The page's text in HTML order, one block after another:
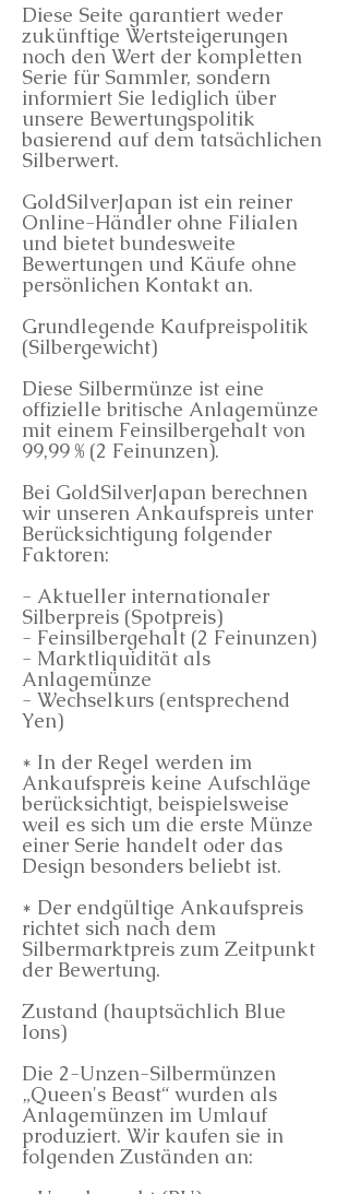
Diese Seite garantiert weder
zukünftige Wertsteigerungen
noch den Wert der kompletten
Serie für Sammler, sondern
informiert Sie lediglich über
unsere Bewertungspolitik
basierend auf dem tatsächlichen
Silberwert.
GoldSilverJapan ist ein reiner
Online-Händler ohne Filialen
und bietet bundesweite
Bewertungen und Käufe ohne
persönlichen Kontakt an.
Grundlegende Kaufpreispolitik
(Silbergewicht)
Diese Silbermünze ist eine
offizielle britische Anlagemünze
mit einem Feinsilbergehalt von
99,99 % (2 Feinunzen).
Bei GoldSilverJapan berechnen
wir unseren Ankaufspreis unter
Berücksichtigung folgender
Faktoren:
- Aktueller internationaler
Silberpreis (Spotpreis)
- Feinsilbergehalt (2 Feinunzen)
- Marktliquidität als
Anlagemünze
- Wechselkurs (entsprechend
Yen)
* In der Regel werden im
Ankaufspreis keine Aufschläge
berücksichtigt, beispielsweise
weil es sich um die erste Münze
einer Serie handelt oder das
Design besonders beliebt ist.
* Der endgültige Ankaufspreis
richtet sich nach dem
Silbermarktpreis zum Zeitpunkt
der Bewertung.
Zustand (hauptsächlich Blue
Ions)
Die 2-Unzen-Silbermünzen
„Queen's Beast“ wurden als
Anlagemünzen im Umlauf
produziert. Wir kaufen sie in
folgenden Zuständen an: